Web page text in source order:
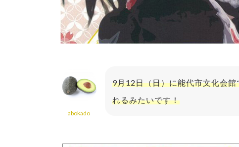
abokado
9月12日（日）に能代市文化会館
れるみたいです！